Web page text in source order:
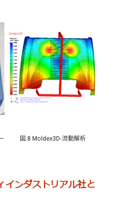
図.8 Moldex3D-流動解析
インダストリアル社と